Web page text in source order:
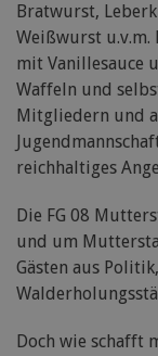
Bratwurst,
Weißwurst u.v.m.
mit Vanillesauce
Waffeln und
Mitgliedern und
reichhaltiges
Die FG 08
und um
Gästen aus
Doch wie schafft